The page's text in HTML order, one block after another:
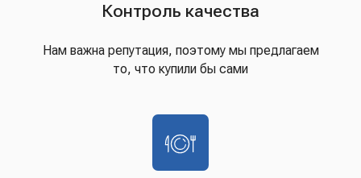
Контроль качества
Нам важна репутация, поэтому мы предлагаем
то, что купили бы сами